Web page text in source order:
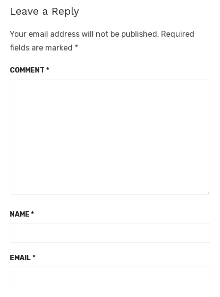
Leave a Reply
Your email address will not be published. Required
fields are marked *
COMMENT *
NAME *
EMAIL *